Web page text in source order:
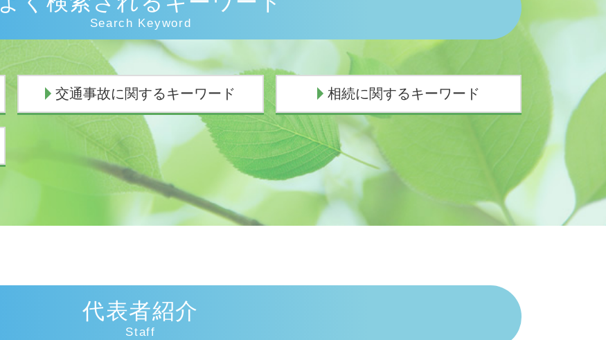
Search Keyword
交通事故に関するキーワード
示談交渉 意味
人身事故 損害賠償
死亡事故 人生終了
損害賠償の範囲
逸失利益 計算
逸失利益 とは
示談交渉 弁護士
相続に関するキーワード
相続 子供死亡 孫
相続放棄 手続き 生前
遺産相続 期限 土地
相続 手続き 法務局
相続 子供なし
代襲相続 手続き
相続手続き 誰に頼む
代表者紹介
Staff